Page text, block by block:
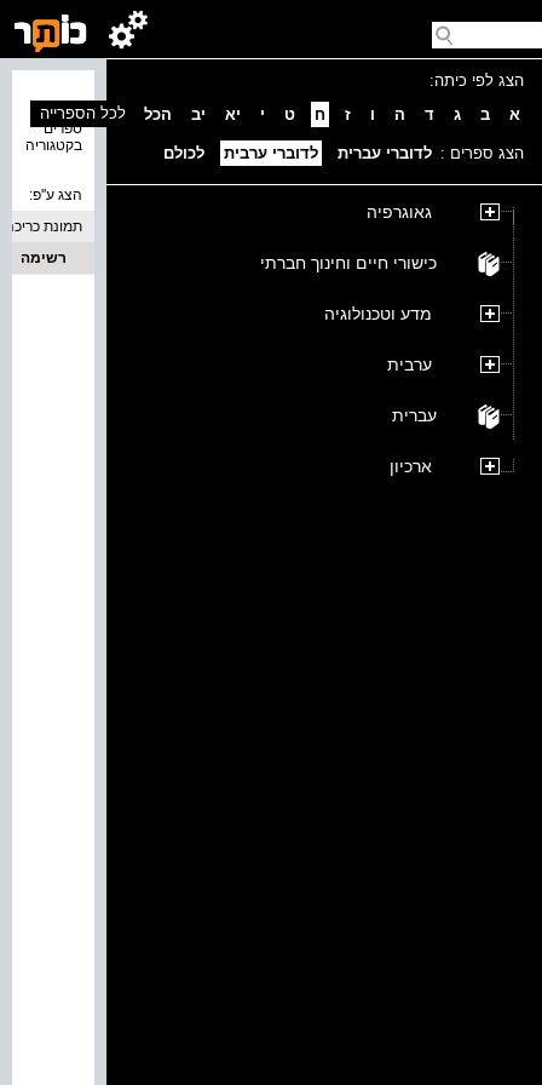
הצג לפי כיתה:
א
ב ג ד ה ו ז ח ט י יא יב הכל
הצג ספרים : לדוברי עברית לדוברי ערבית לכולם
גאוגרפיה
כישורי חיים וחינוך חברתי
מדע וטכנולוגיה
ערבית
עברית
ארכיון
ספרים
בקטגוריה
לכל הספרייה
הצג ע''פ:
תמונת כריכה
רשימה